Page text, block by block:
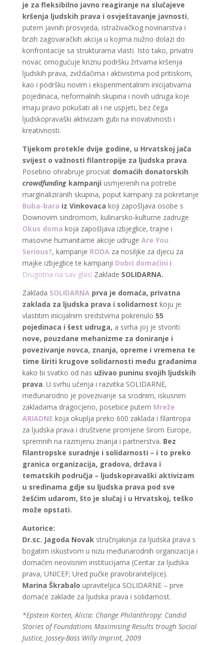
je za fleksibilno javno reagiranje na slučajeve
kršenja ljudskih prava i osvještavanje javnosti,
putem javnih prosvjeda, istraživačkog novinarstva i
brzih zagovaračkih akcija u kojima nužno dolazi do
konfrontacije sa strukturama vlasti. Isto tako, privatni
novac omogućuje kriznu podršku žrtvama kršenja
ljudskih prava, zviždačima i aktivistima pod pritiskom,
kao i podršku novim i eksperimentalnim inicijativama
pojedinaca, neformalnih skupina i novih udruga koje
imaju pravo pokušati ali i ne uspjeti, bez čega
ljudskopravaški aktivizam gubi na inovativnosti i
kreativnosti.
Tijekom protekle dvije godine, u Hrvatskoj jača
svijest o važnosti filantropije za ljudska prava.
Posebno ohrabruje procvat domaćih donatorskih
crowdfundingkampanji usmjerenih na potrebe
marginaliziranih skupina, poput kampanji za pokretanje
Buba-bara iz Vinkovaca koji zapošljava osobe s
Downovim sindromom, kulinarsko-kulturne zadruge
Okus doma koja zapošljava izbjeglice, trajne i
masovne humanitarne akcije udruge Are You
Serious?, kampanje RODAza nosiljke za djecu za
majke izbjeglice te kampanji Dobri domaćini i
Drugotna na sav glas! Zaklade SOLIDARNA.
Zaklada SOLIDARNA prva je domaća, privatna
zaklada za ljudska prava i solidarnost koju je
vlastitim inicijalnim sredstvima pokrenulo 55
pojedinaca i šest udruga, a svrha joj je stvoriti
nove, pouzdane mehanizme za doniranje i
povezivanje novca, znanja, opreme i vremena te
time širiti krugove solidarnosti među građanima
kako bi svatko od nas uživao puninu svojih ljudskih
prava. U svrhu učenja i razvitka SOLIDARNE,
međunarodno je povezivanje sa srodnim, iskusnim
zakladama dragocjeno, posebice putem Mreže
ARIADNE koja okuplja preko 600 zaklada i filantropa
za ljudska prava i društvene promjene širom Europe,
spremnih na razmjenu znanja i partnerstva. Bez
filantropske suradnje i solidarnosti – i to preko
granica organizacija, gradova, država i
tematskih područja – ljudskopravaški aktivizam
u sredinama gdje su ljudska prava pod sve
žešćim udarom, što je slučaj i u Hrvatskoj, teško
može opstati.
Autorice:
Dr.sc. Jagoda Novakstručnjakinja za ljudska prava s
bogatim iskustvom u nizu međunarodnih organizacija i
domaćim neovisnim institucijama (Centar za ljudska
prava, UNICEF; Ured pučke pravobraniteljice).
Marina Škrabalo upraviteljica SOLIDARNE – prve
domaće zaklade za ljudska prava i solidarnost.
*Epstein Korten, Alicia: Change Philanthropy: Candid
Stories of Foundations Maximising Results trough Social
Justice, Jossey-Bass Willy Imprint, 2009